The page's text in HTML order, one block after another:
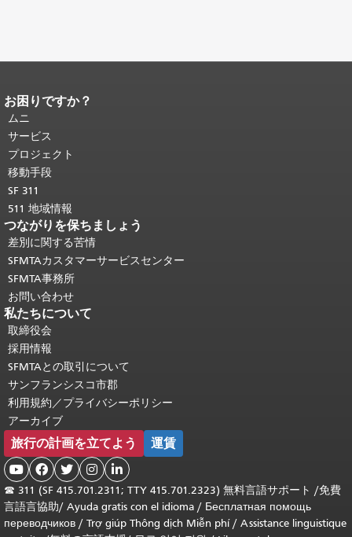
ページコンテンツの終わり。
ジの残りの部分はすべてのページで繰
り返されます。
頭に戻る。
お困りですか？
ムニ
サービス
プロジェクト
移動手段
SF 311
511 地域情報
つながりを保ちましょう
差別に関する苦情
SFMTAカスタマーサービスセンター
SFMTA事務所
お問い合わせ
私たちについて
取締役会
採用情報
SFMTAとの取引について
サンフランシスコ市郡
利用規約／プライバシーポリシー
アーカイブ
旅行の計画を立てよう 運賃
    
☎ 311 (SF 415.701.2311; TTY 415.701.2323) 無料言語サポート /免費
言語言協助/ Ayuda gratis con el idioma / Бесплатная помощь
переводчиков / Trợ giúp Thông dịch Miễn phí/ Assistance linguistique